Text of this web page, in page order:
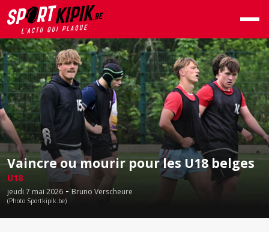
Vaincre ou mourir pour les U18 belges
U18
jeudi 7 mai 2026 - Bruno Verscheure
(Photo Sportkipik.be)